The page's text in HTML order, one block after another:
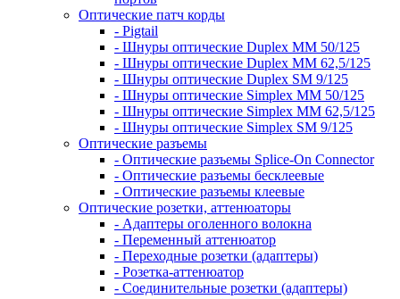
Оптические патч корды
- Pigtail
- Шнуры оптические Duplex MM 50/125
- Шнуры оптические Duplex MM 62,5/125
- Шнуры оптические Duplex SM 9/125
- Шнуры оптические Simplex MM 50/125
- Шнуры оптические Simplex MM 62,5/125
- Шнуры оптические Simplex SM 9/125
Оптические разъемы
- Оптические разъемы Splice-On Connector
- Оптические разъемы бесклеевые
- Оптические разъемы клеевые
Оптические розетки, аттенюаторы
- Адаптеры оголенного волокна
- Переменный аттенюатор
- Переходные розетки (адаптеры)
- Розетка-аттенюатор
- Соединительные розетки (адаптеры)